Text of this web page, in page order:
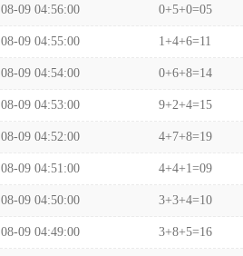
08-09 04:56:00 0+5+0=05
08-09 04:55:00 1+4+6=11
08-09 04:54:00 0+6+8=14
08-09 04:53:00 9+2+4=15
08-09 04:52:00 4+7+8=19
08-09 04:51:00 4+4+1=09
08-09 04:50:00 3+3+4=10
08-09 04:49:00 3+8+5=16